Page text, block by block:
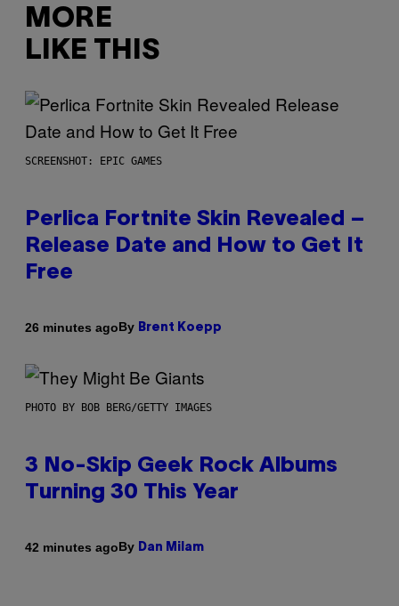
MORE
LIKE THIS
SCREENSHOT: EPIC GAMES
Perlica Fortnite Skin Revealed –
Release Date and How to Get It
Free
26 minutes agoBy Brent Koepp
PHOTO BY BOB BERG/GETTY IMAGES
3 No-Skip Geek Rock Albums
Turning 30 This Year
42 minutes agoBy Dan Milam